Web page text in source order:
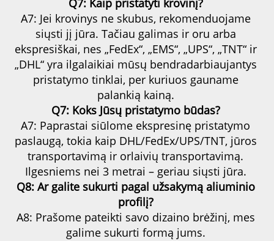
Q7: Kaip pristatyti krovinį?
A7: Jei krovinys ne skubus, rekomenduojame
siųsti jį jūra. Tačiau galimas ir oru arba
ekspresiškai, nes „FedEx“, „EMS“, „UPS“, „TNT“ ir
„DHL“ yra ilgalaikiai mūsų bendradarbiaujantys
pristatymo tinklai, per kuriuos gauname
palankią kainą.
Q7: Koks Jūsų pristatymo būdas?
A7: Paprastai siūlome ekspresinę pristatymo
paslaugą, tokia kaip DHL/FedEx/UPS/TNT, jūros
transportavimą ir orlaivių transportavimą.
Ilgesniems nei 3 metrai – geriau siųsti jūra.
Q8: Ar galite sukurti pagal užsakymą aliuminio
profilį?
A8: Prašome pateikti savo dizaino brėžinį, mes
galime sukurti formą jums.